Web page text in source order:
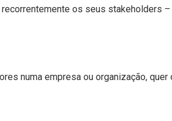
os seus stakeholders
numa empresa ou organização,